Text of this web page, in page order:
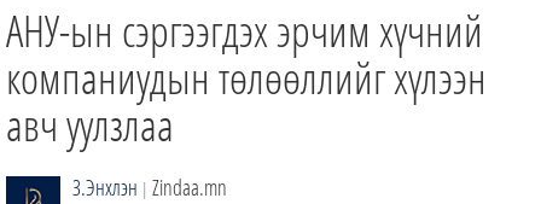
ӨГЛӨӨНИЙ СОНИН
АНУ-ын сэргээгдэх эрчим хүчний
компаниудын төлөөллийг хүлээн
авч уулзлаа
З.Энхлэн | Zindaa.mn